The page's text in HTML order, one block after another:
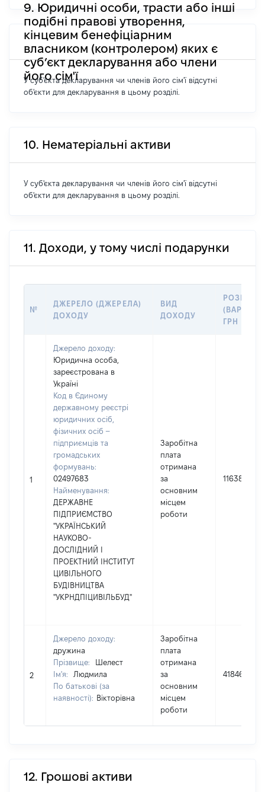
9. Юридичні особи, трасти або інші
подібні правові утворення,
кінцевим бенефіціарним
власником (контролером) яких є
суб’єкт декларування або члени
його сім'ї
У суб'єкта декларування чи членів його сім'ї відсутні
об'єкти для декларування в цьому розділі.
10. Нематеріальні активи
У суб'єкта декларування чи членів його сім'ї відсутні
об'єкти для декларування в цьому розділі.
11. Доходи, у тому числі подарунки
№
ДЖЕРЕЛО (ДЖЕРЕЛА)
ДОХОДУ
ВИД
ДОХОДУ
РОЗМІР
ГРН
1
Джерело доходу:
Юридична особа,
зареєстрована в
Україні
Код в Єдиному
державному реєстрі
юридичних осіб,
фізичних осіб –
підприємців та
громадських
формувань:
02497683
Найменування:
ДЕРЖАВНЕ
ПІДПРИЄМСТВО
"УКРАЇНСЬКИЙ
НАУКОВО-
ДОСЛІДНИЙ І
ПРОЕКТНИЙ ІНСТИТУТ
ЦИВІЛЬНОГО
БУДІВНИЦТВА
"УКРНДПІЦИВІЛЬБУД"
Заробітна
плата
отримана
за
основним
місцем
роботи
116385
2
Джерело доходу:
дружина
Прізвище:
Шелест
Ім'я:
Людмила
По батькові (за
наявності): Вікторівна
Заробітна
плата
отримана
за
основним
місцем
роботи
418461
12. Грошові активи